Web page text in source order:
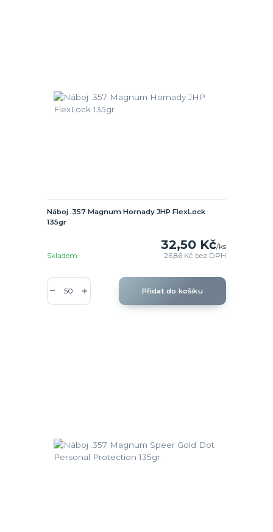
Náboj .357 Magnum Hornady JHP FlexLock
135gr
32,50 Kč/ks
26,86 Kč bez DPH
Skladem
Přidat do košíku